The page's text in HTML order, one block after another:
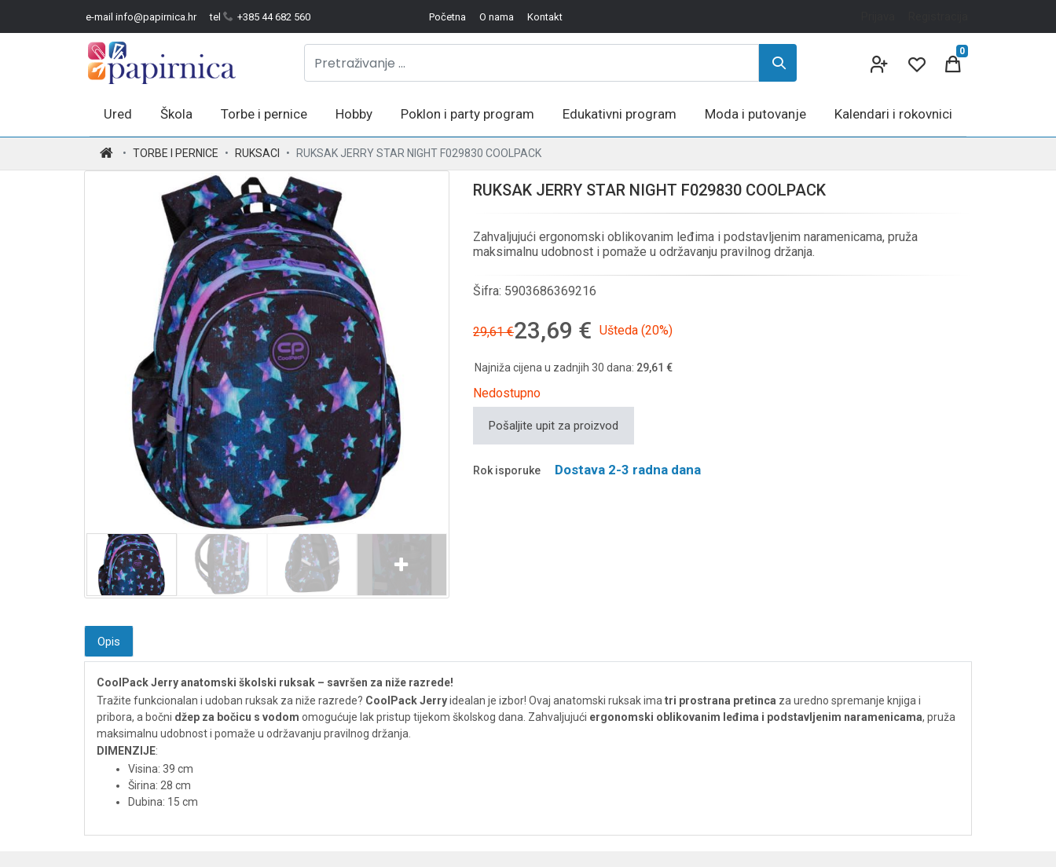
e-mail info@papirnica.hr tel +385 44 682 560 Početna O nama Kontakt
0
Ured Škola Torbe i pernice Hobby Poklon i party program Edukativni program Moda i putovanje Kalendari i rokovnici
TORBE I PERNICE RUKSACI RUKSAK JERRY STAR NIGHT F029830 COOLPACK
RUKSAK JERRY STAR NIGHT F029830 COOLPACK
Zahvaljujući ergonomski oblikovanim leđima i podstavljenim naramenicama, pruža
maksimalnu udobnost i pomaže u održavanju pravilnog držanja.
Šifra: 5903686369216
29,61 €23,69 € Ušteda (20%)
Najniža cijena u zadnjih 30 dana: 29,61 €
Nedostupno
Pošaljite upit za proizvod
Rok isporuke Dostava 2-3 radna dana
Opis
CoolPack Jerry anatomski školski ruksak – savršen za niže razrede!
Tražite funkcionalan i udoban ruksak za niže razrede? CoolPack Jerryidealan je izbor! Ovaj anatomski ruksak ima tri prostrana pretinca za uredno spremanje knjiga i
pribora, a bočni džep za bočicu s vodom omogućuje lak pristup tijekom školskog dana. Zahvaljujući ergonomski oblikovanim leđima i podstavljenim naramenicama, pruža
maksimalnu udobnost i pomaže u održavanju pravilnog držanja.
DIMENZIJE:
Visina: 39 cm
Širina: 28 cm
Dubina: 15 cm